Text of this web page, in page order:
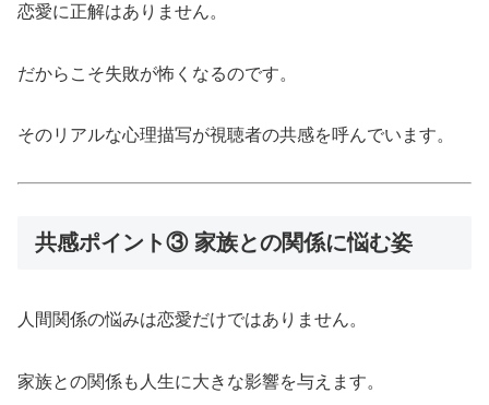
恋愛に正解はありません。
だからこそ失敗が怖くなるのです。
そのリアルな心理描写が視聴者の共感を呼んでいます。
共感ポイント③ 家族との関係に悩む姿
人間関係の悩みは恋愛だけではありません。
家族との関係も人生に大きな影響を与えます。